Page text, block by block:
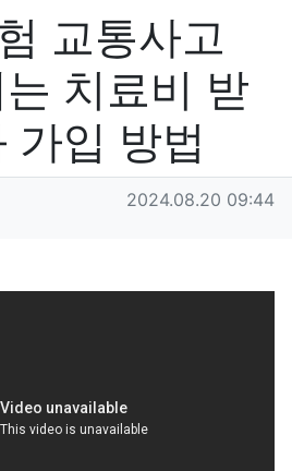
교통사고
치료비 받
가입 방법
작성일
2024.08.20 09:44